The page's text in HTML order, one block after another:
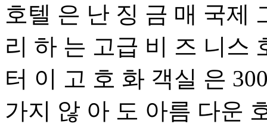
호텔 은 난 징 금 매 국제
리 하 는 고급 비 즈 니스
터 이 고 호 화 객실 은
가지 않 아 도 아름 다운